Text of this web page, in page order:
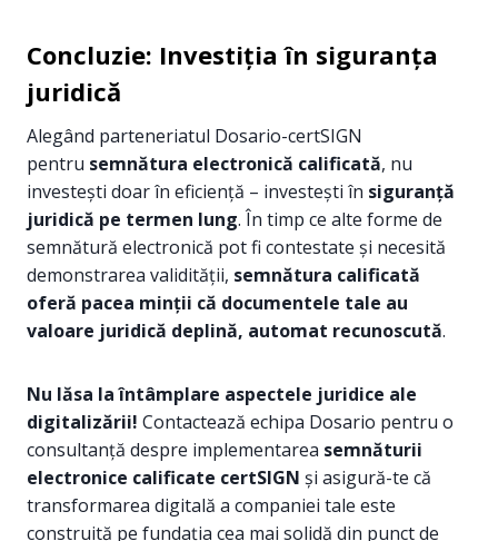
Concluzie: Investiția în siguranța
juridică
Alegând parteneriatul Dosario-certSIGN
pentru semnătura electronică calificată, nu
investești doar în eficiență – investești în siguranță
juridică pe termen lung. În timp ce alte forme de
semnătură electronică pot fi contestate și necesită
demonstrarea validității, semnătura calificată
oferă pacea minții că documentele tale au
valoare juridică deplină, automat recunoscută.
Nu lăsa la întâmplare aspectele juridice ale
digitalizării! Contactează echipa Dosario pentru o
consultanță despre implementarea semnăturii
electronice calificate certSIGN și asigură-te că
transformarea digitală a companiei tale este
construită pe fundația cea mai solidă din punct de